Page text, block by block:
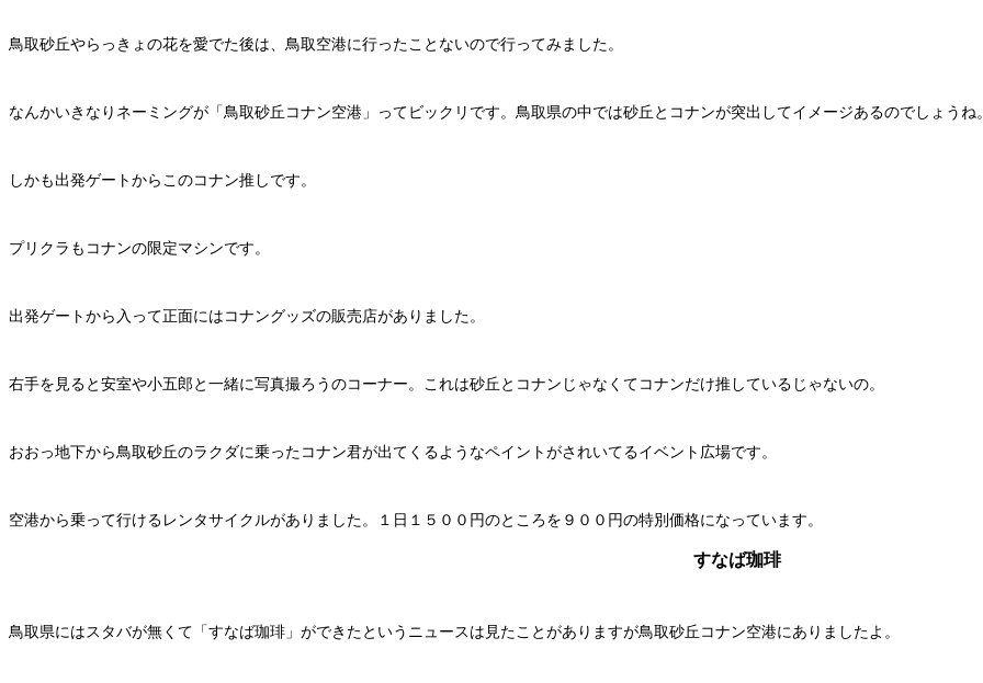
鳥取砂丘やらっきょの花を愛でた後は、鳥取空港に行ったことないので行ってみました。
なんかいきなりネーミングが「鳥取砂丘コナン空港」ってビックリです。鳥取県の中では砂丘とコナンが突出してイメージあるのでしょうね
しかも出発ゲートからこのコナン推しです。
プリクラもコナンの限定マシンです。
出発ゲートから入って正面にはコナングッズの販売店がありました。
右手を見ると安室や小五郎と一緒に写真撮ろうのコーナー。これは砂丘とコナンじゃなくてコナンだけ推しているじゃないの。
おおっ地下から鳥取砂丘のラクダに乗ったコナン君が出てくるようなペイントがされいてるイベント広場です。
空港から乗って行けるレンタサイクルがありました。１日１５００円のところを９００円の特別価格になっています。
すなば珈琲
鳥取県にはスタバが無くて「すなば珈琲」ができたというニュースは見たことがありますが鳥取砂丘コナン空港にありましたよ。